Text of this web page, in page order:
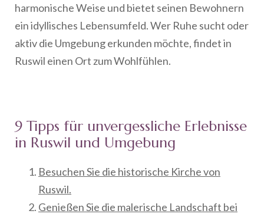
harmonische Weise und bietet seinen Bewohnern
ein idyllisches Lebensumfeld. Wer Ruhe sucht oder
aktiv die Umgebung erkunden möchte, findet in
Ruswil einen Ort zum Wohlfühlen.
9 Tipps für unvergessliche Erlebnisse
in Ruswil und Umgebung
Besuchen Sie die historische Kirche von
Ruswil.
Genießen Sie die malerische Landschaft bei